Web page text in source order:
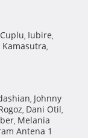
Cuplu, Iubire,
,
, Johnny
, Dani Otil,
, Melania
Antena 1